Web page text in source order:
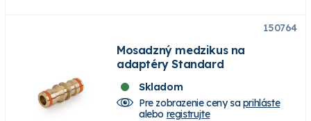
150764
Mosadzný medzikus na
adaptéry Standard
Skladom
Pre zobrazenie ceny saprihláste
alebo registrujte